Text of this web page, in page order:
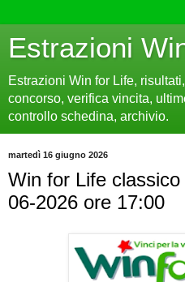
Estrazioni
Estrazioni Win for Life,
concorso, verifica vincita,
controllo schedina, archivio.
martedì 16 giugno 2026
Win for Life
06-2026 ore 17:00